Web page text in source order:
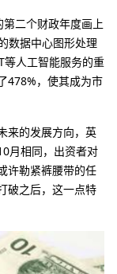
二个财政年度画上
数据中心图形处理
等人工智能服务的重
478%，使其成为市
来的发展方向，英
月相同，出资者对
许勒紧裤腰带的任
破之后，这一点特